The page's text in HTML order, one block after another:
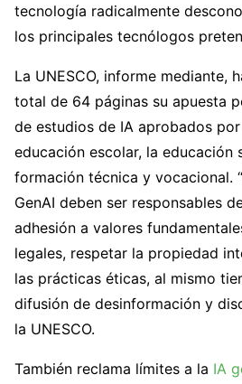
tecnología radicalmente
los principales tecnólogos
La UNESCO, informe mediante,
total de 64 páginas su apuesta
de estudios de IA aprobados
educación escolar, la educación
formación técnica y vocacional.
GenAI deben ser responsables
adhesión a valores
legales, respetar la propiedad
las prácticas éticas, al mismo
difusión de desinformación y
la UNESCO.
También reclama límites a la IA